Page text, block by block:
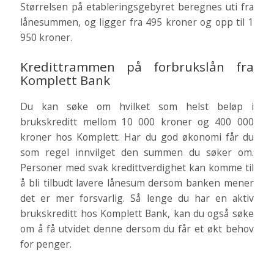
Størrelsen på etableringsgebyret beregnes uti fra
lånesummen, og ligger fra 495 kroner og opp til 1
950 kroner.
Kredittrammen på forbrukslån fra
Komplett Bank
Du kan søke om hvilket som helst beløp i
brukskreditt mellom 10 000 kroner og 400 000
kroner hos Komplett. Har du god økonomi får du
som regel innvilget den summen du søker om.
Personer med svak kredittverdighet kan komme til
å bli tilbudt lavere lånesum dersom banken mener
det er mer forsvarlig. Så lenge du har en aktiv
brukskreditt hos Komplett Bank, kan du også søke
om å få utvidet denne dersom du får et økt behov
for penger.